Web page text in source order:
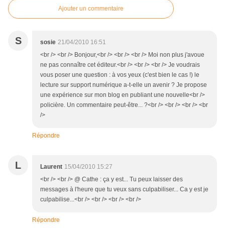
Ajouter un commentaire
S sosie 21/04/2010 16:51
<br /> <br /> Bonjour,<br /> <br /> <br /> Moi non plus j'avoue
ne pas connaître cet éditeur.<br /> <br /> <br /> Je voudrais
vous poser une question : à vos yeux (c'est bien le cas !) le
lecture sur support numérique a-t-elle un avenir ? Je propose
une expérience sur mon blog en publiant une nouvelle<br />
policière. Un commentaire peut-être... ?<br /> <br /> <br /> <br
/>
Répondre
L Laurent 15/04/2010 15:27
<br /> <br /> @ Cathe : ça y est... Tu peux laisser des
messages à l'heure que tu veux sans culpabiliser... Ca y est je
culpabilise...<br /> <br /> <br /> <br />
Répondre